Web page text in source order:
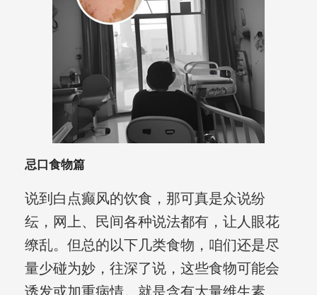
忌口食物篇
说到白点癫风的饮食，那可真是众说纷
纭，网上、民间各种说法都有，让人眼花
缭乱。但总的以下几类食物，咱们还是尽
量少碰为妙，往深了说，这些食物可能会
诱发或加重病情。就是含有大量维生素